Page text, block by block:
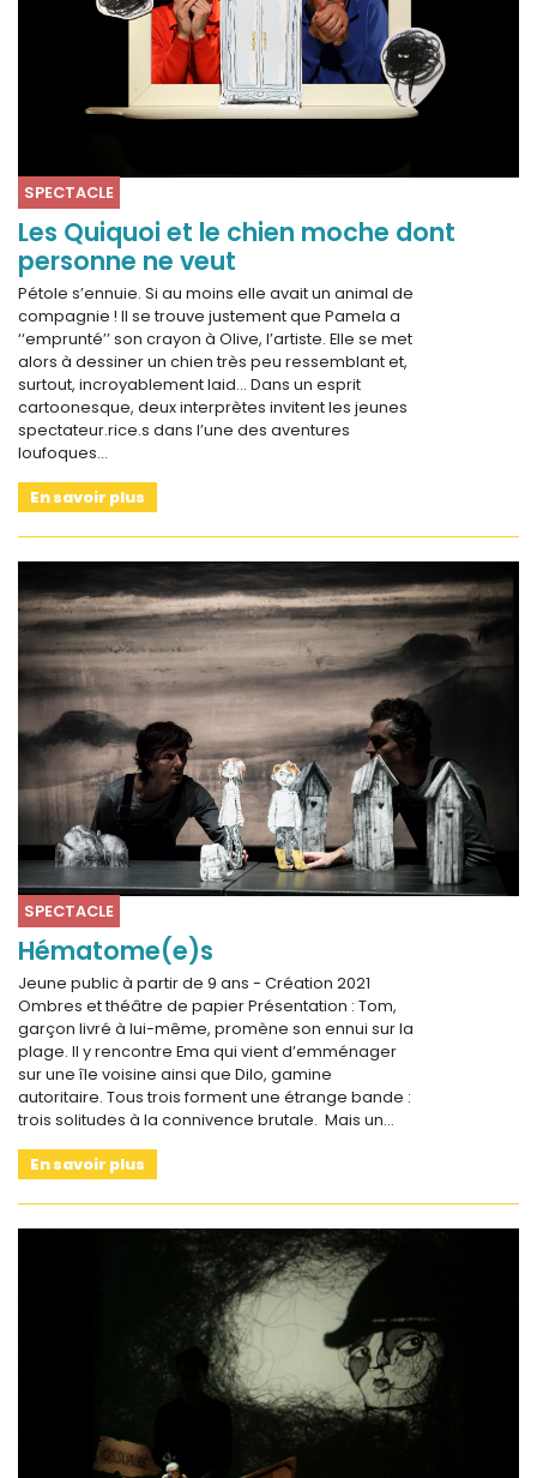
SPECTACLE
Les Quiquoi et le chien moche dont
personne ne veut
Pétole s’ennuie. Si au moins elle avait un animal de
compagnie ! Il se trouve justement que Pamela a
‘‘emprunté’’ son crayon à Olive, l’artiste. Elle se met
alors à dessiner un chien très peu ressemblant et,
surtout, incroyablement laid... Dans un esprit
cartoonesque, deux interprètes invitent les jeunes
spectateur.rice.s dans l’une des aventures
loufoques…
En savoir plus
SPECTACLE
Hématome(e)s
Jeune public à partir de 9 ans - Création 2021
Ombres et théâtre de papier Présentation : Tom,
garçon livré à lui-même, promène son ennui sur la
plage. Il y rencontre Ema qui vient d’emménager
sur une île voisine ainsi que Dilo, gamine
autoritaire. Tous trois forment une étrange bande :
trois solitudes à la connivence brutale. Mais un…
En savoir plus